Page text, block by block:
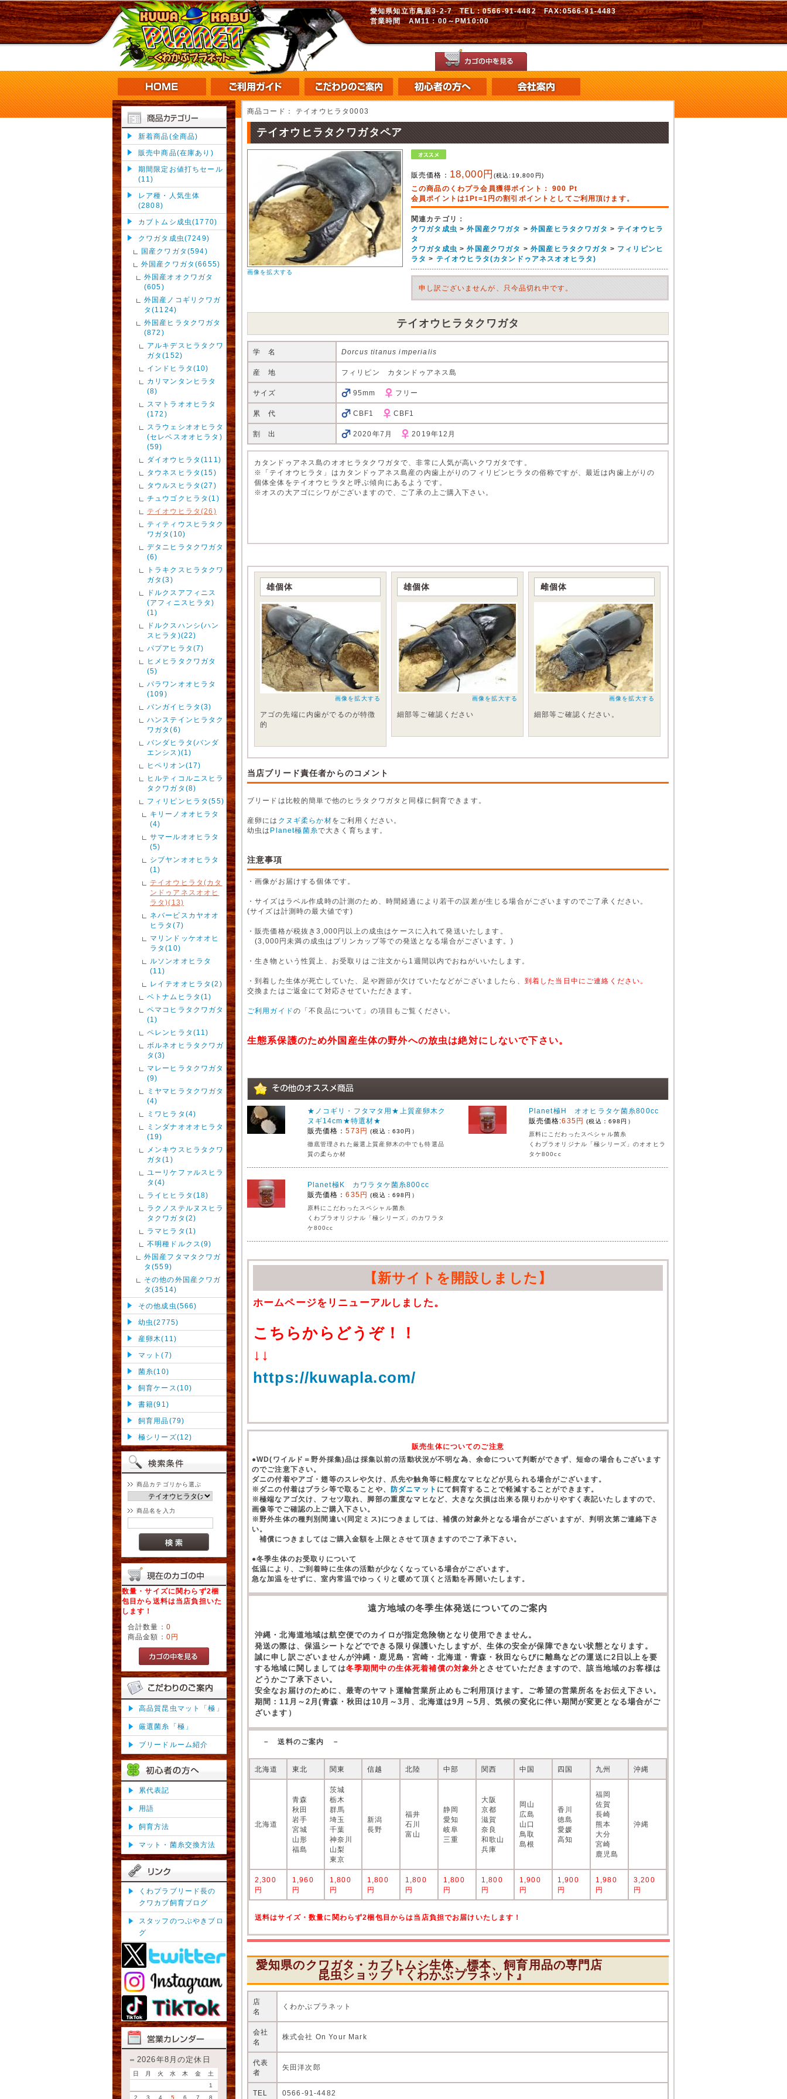
愛知県知立市鳥居3-2-7 TEL：0566-91-4482 FAX:0566-91-4483
営業時間 AM11：00～PM10:00
新着商品(全商品)
販売中商品(在庫あり)
期間限定お値打ちセール
(11)
レア種・人気生体
(2808)
カブトムシ成虫(1770)
クワガタ成虫(7249)
国産クワガタ(594)
外国産クワガタ(6655)
外国産オオクワガタ
(605)
外国産ノコギリクワガ
タ(1124)
外国産ヒラタクワガタ
(872)
アルキデスヒラタクワ
ガタ(152)
インドヒラタ(10)
カリマンタンヒラタ
(8)
スマトラオオヒラタ
(172)
スラウェシオオヒラタ
(セレベスオオヒラタ)
(59)
ダイオウヒラタ(111)
タウネスヒラタ(15)
タウルスヒラタ(27)
チュウゴクヒラタ(1)
テイオウヒラタ(26)
ティティウスヒラタク
ワガタ(10)
デタニヒラタクワガタ
(6)
トラキクスヒラタクワ
ガタ(3)
ドルクスアフィニス
(アフィニスヒラタ)
(1)
ドルクスハンシ(ハン
スヒラタ)(22)
パプアヒラタ(7)
ヒメヒラタクワガタ
(5)
パラワンオオヒラタ
(109)
バンガイヒラタ(3)
ハンステインヒラタク
ワガタ(6)
バンダヒラタ(バンダ
エンシス)(1)
ヒペリオン(17)
ヒルティコルニスヒラ
タクワガタ(8)
フィリピンヒラタ(55)
キリーノオオヒラタ
(4)
サマールオオヒラタ
(5)
シブヤンオオヒラタ
(1)
テイオウヒラタ(カタ
ンドゥアネスオオヒ
ラタ)(13)
ネバービスカヤオオ
ヒラタ(7)
マリンドッケオオヒ
ラタ(10)
ルソンオオヒラタ
(11)
レイテオオヒラタ(2)
ベトナムヒラタ(1)
ペマコヒラタクワガタ
(1)
ペレンヒラタ(11)
ボルネオヒラタクワガ
タ(3)
マレーヒラタクワガタ
(9)
ミヤマヒラタクワガタ
(4)
ミワヒラタ(4)
ミンダナオオオヒラタ
(19)
メンキウスヒラタクワ
ガタ(1)
ユーリケファルスヒラ
タ(4)
ライヒヒラタ(18)
ラクノステルヌスヒラ
タクワガタ(2)
ラマヒラタ(1)
不明種ドルクス(9)
外国産フタマタクワガ
タ(559)
その他の外国産クワガ
タ(3514)
その他成虫(566)
幼虫(2775)
産卵木(11)
マット(7)
菌糸(10)
飼育ケース(10)
書籍(91)
飼育用品(79)
極シリーズ(12)
商品カテゴリから選ぶ
商品名を入力
数量・サイズに関わらず2梱
包目から送料は当店負担いた
します！
合計数量： 0
商品金額： 0円
高品質昆虫マット「極」
厳選菌糸「極」
ブリードルーム紹介
累代表記
用語
飼育方法
マット・菌糸交換方法
くわプラブリード長の
クワカブ飼育ブログ
スタッフのつぶやきブロ
グ
2026年8月の定休日
日 月 火 水 木 金
土
1
2
3 4 5 6 7 8
商品コード： テイオウヒラタ0003
テイオウヒラタクワガタペア
画像を拡大する
販売価格： 18,000円 (税込: 19,800 円)
この商品のくわプラ会員獲得ポイント：900 Pt
会員ポイントは1Pt=1円の割引ポイントとしてご利用頂けます。
関連カテゴリ：
クワガタ成虫 >外国産クワガタ >外国産ヒラタクワガタ >テイオウヒラ
タ
クワガタ成虫 >外国産クワガタ >外国産ヒラタクワガタ > フィリピンヒ
ラタ > テイオウヒラタ(カタンドゥアネスオオヒラタ)
申し訳ございませんが、只今品切れ中です。
テイオウヒラタクワガタ
学 名 Dorcus titanus imperialis
産 地 フィリピン カタンドゥアネス島
サイズ 95mm フリー
累 代 CBF1 CBF1
割 出 2020年7月 2019年12月
カタンドゥアネス島のオオヒラタクワガタで、非常に人気が高いクワガタです。
※「テイオウヒラタ」はカタンドゥアネス島産の内歯上がりのフィリピンヒラタの俗称ですが、最近は内歯上がりの
個体全体をテイオウヒラタと呼ぶ傾向にあるようです。
※オスの大アゴにシワがございますので、ご了承の上ご購入下さい。
雄個体
画像を拡大する
アゴの先端に内歯がでるのが特徴
的
雄個体
画像を拡大する
細部等ご確認ください
雌個体
画像を拡大する
細部等ご確認ください。
当店ブリード責任者からのコメント
ブリードは比較的簡単で他のヒラタクワガタと同様に飼育できます。
産卵には クヌギ柔らか材をご利用ください。
幼虫は Planet極菌糸で大きく育ちます。
注意事項
・画像がお届けする個体です。
・サイズはラベル作成時の計測のため、時間経過により若干の誤差が生じる場合がございますのでご了承ください。
(サイズは計測時の最大値です)
・販売価格が税抜き3,000円以上の成虫はケースに入れて発送いたします。
(3,000円未満の成虫はプリンカップ等での発送となる場合がございます。)
・生き物という性質上、お受取りはご注文から1週間以内でおねがいいたします。
・到着した生体が死亡していた、足や跗節が欠けていたなどがございましたら、 到着した当日中にご連絡ください。
交換またはご返金にて対応させていただきます。
ご利用ガイドの「不良品について」の項目もご覧ください。
生態系保護のため外国産生体の野外への放虫は絶対にしないで下さい。
★ノコギリ・フタマタ用★上質産卵木ク
ヌギ14cm★特選材★
販売価格：573円 (税込：630円）
徹底管理された厳選上質産卵木の中でも特選品
質の柔らか材
Planet極H オオヒラタケ菌糸800cc
販売価格:635円 (税込：698円）
原料にこだわったスペシャル菌糸
くわプラオリジナル「極シリーズ」のオオヒラ
タケ800cc
Planet極K カワラタケ菌糸800cc
販売価格：635円 (税込：698円）
原料にこだわったスペシャル菌糸
くわプラオリジナル「極シリーズ」のカワラタ
ケ800cc
【新サイトを開設しました】
ホームページをリニューアルしました。
こちらからどうぞ！！
↓↓
https://kuwapla.com/
販売生体についてのご注意
●WD(ワイルド＝野外採集)品は採集以前の活動状況が不明な為、余命について判断ができず、短命の場合もございます
のでご注意下さい。
ダニの付着やアゴ・翅等のスレや欠け、爪先や触角等に軽度なマヒなどが見られる場合がございます。
※ダニの付着はブラシ等で取ることや、 防ダニマット にて飼育することで軽減することができます。
※極端なアゴ欠け、フセツ取れ、脚部の重度なマヒなど、大きな欠損は出来る限りわかりやすく表記いたしますので、
画像等でご確認の上ご購入下さい。
※野外生体の種判別間違い(同定ミス)につきましては、補償の対象外となる場合がございますが、判明次第ご連絡下さ
い。
補償につきましてはご購入金額を上限とさせて頂きますのでご了承下さい。
●冬季生体のお受取りについて
低温により、ご到着時に生体の活動が少なくなっている場合がございます。
急な加温をせずに、室内常温でゆっくりと暖めて頂くと活動を再開いたします。
遠方地域の冬季生体発送についてのご案内
沖縄・北海道地域は航空便でのカイロが指定危険物となり使用できません。
発送の際は、保温シートなどでできる限り保護いたしますが、生体の安全が保障できない状態となります。
誠に申し訳ございませんが沖縄・鹿児島・宮崎・北海道・青森・秋田ならびに離島などの運送に2日以上を要
する地域に関しましては冬季期間中の生体死着補償の対象外とさせていただきますので、該当地域のお客様は
どうかご了承下さい。
安全なお届けのために、最寄のヤマト運輸営業所止めもご利用頂けます。ご希望の営業所名をお伝え下さい。
期間：11月～2月(青森・秋田は10月～3月、北海道は9月～5月、気候の変化に伴い期間が変更となる場合がご
ざいます）
－ 送料のご案内 －
北海道 東北 関東 信越 北陸 中部 関西 中国 四国 九州 沖縄
北海道
青森
秋田
岩手
宮城
山形
福島
茨城
栃木
群馬
埼玉
千葉
神奈川
山梨
東京
新潟
長野
福井
石川
富山
静岡
愛知
岐阜
三重
大阪
京都
滋賀
奈良
和歌山
兵庫
岡山
広島
山口
鳥取
島根
香川
徳島
愛媛
高知
福岡
佐賀
長崎
熊本
大分
宮崎
鹿児島
沖縄
2,300
円
1,960
円
1,800
円
1,800
円
1,800
円
1,800
円
1,800
円
1,900
円
1,900
円
1,980
円
3,200
円
送料はサイズ・数量に関わらず2梱包目からは当店負担でお届けいたします！
愛知県のクワガタ・カブトムシ生体、標本、飼育用品の専門店
昆虫ショップ『くわかぶプラネット』
店
名
くわかぶプラネット
会社
名
株式会社 On Your Mark
代表
者
矢田洋次郎
TEL 0566-91-4482